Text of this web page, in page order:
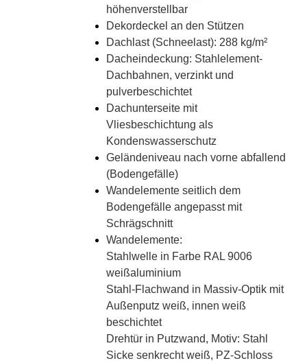
höhenverstellbar
Dekordeckel an den Stützen
Dachlast (Schneelast): 288 kg/m²
Dacheindeckung: Stahlelement-
Dachbahnen, verzinkt und
pulverbeschichtet
Dachunterseite mit
Vliesbeschichtung als
Kondenswasserschutz
Geländeniveau nach vorne abfallend
(Bodengefälle)
Wandelemente seitlich dem
Bodengefälle angepasst mit
Schrägschnitt
Wandelemente:
Stahlwelle in Farbe RAL 9006
weißaluminium
Stahl-Flachwand in Massiv-Optik mit
Außenputz weiß, innen weiß
beschichtet
Drehtür in Putzwand, Motiv: Stahl
Sicke senkrecht weiß, PZ-Schloss